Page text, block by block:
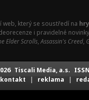
web, který se soustředí na hry
i pravidelné
Elder Scrolls,Assassin's Creed,
Tiscali Media, a.s.
kontakt | reklama |